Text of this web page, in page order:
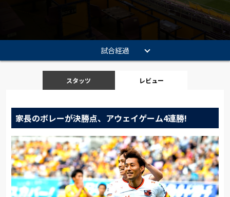
試合経過
スタッツ レビュー
家長のボレーが決勝点、アウェイゲーム4連勝!